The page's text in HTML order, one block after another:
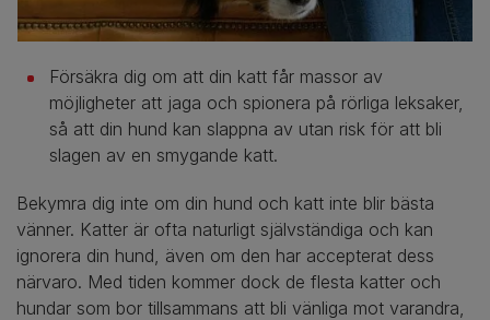
Försäkra dig om att din katt får massor av
möjligheter att jaga och spionera på rörliga leksaker,
så att din hund kan slappna av utan risk för att bli
slagen av en smygande katt.
Bekymra dig inte om din hund och katt inte blir bästa
vänner. Katter är ofta naturligt självständiga och kan
ignorera din hund, även om den har accepterat dess
närvaro. Med tiden kommer dock de flesta katter och
hundar som bor tillsammans att bli vänliga mot varandra,